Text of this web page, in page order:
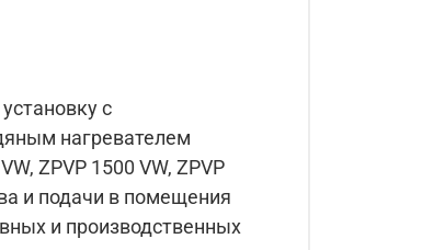
с
нагревателем
ZPVP 1500 VW, ZPVP
и подачи в помещения
и производственных